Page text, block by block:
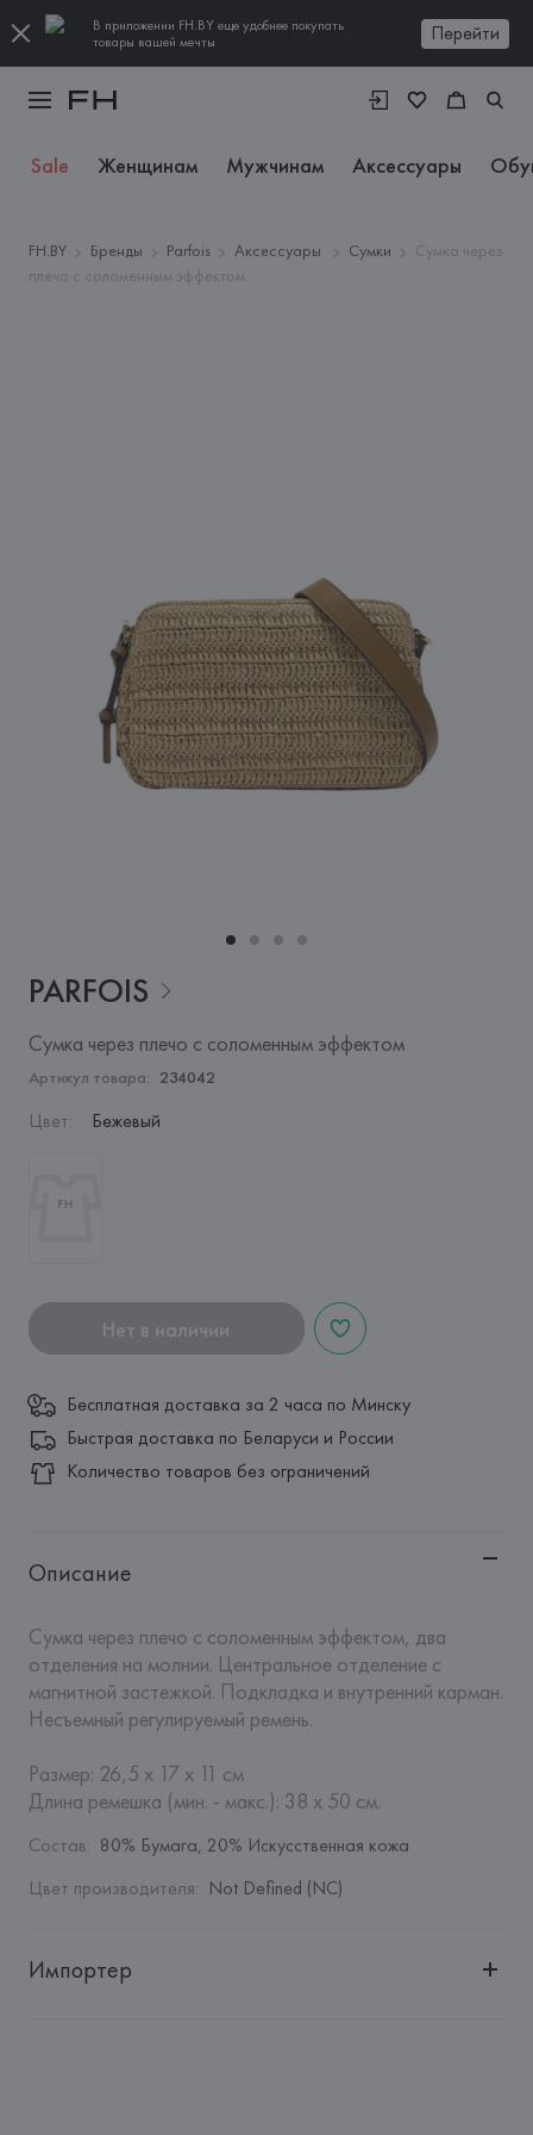
В приложении FH.BY еще удобнее покупать
товары вашей мечты
Перейти
Sale Женщинам Мужчинам Аксессуары
FH.BY Бренды Parfois Аксессуары Сумки
Сумка через
плечо с соломенным эффектом
PARFOIS
Сумка через плечо с соломенным эффектом
Артикул товара: 234042
Цвет: Бежевый
Нет в наличии
Бесплатная доставка за 2 часа по Минску
Быстрая доставка по Беларуси и России
Количество товаров без ограничений
Описание
Сумка через плечо с соломенным эффектом, два
отделения на молнии. Центральное отделение с
магнитной застежкой. Подкладка и внутренний карман.
Несъемный регулируемый ремень.
Размер: 26,5 x 17 x 11 см
Длина ремешка (мин. - макс.): 38 х 50 см.
Состав: 80% Бумага, 20% Искусственная кожа
Цвет производителя: Not Defined (NC)
Импортер